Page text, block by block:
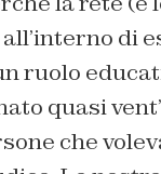
di
ruolo
quasi
che